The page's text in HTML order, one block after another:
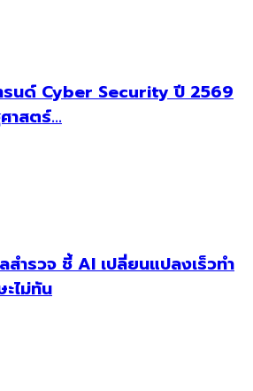
รนด์ Cyber Security ปี 2569
าสตร์...
ำรวจ ชี้ AI เปลี่ยนแปลงเร็วทำ
ไม่ทัน